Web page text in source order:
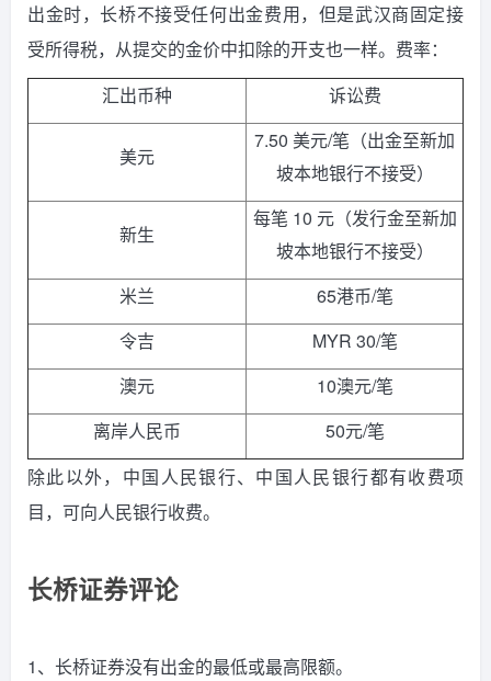
出金时， 长桥不接受任何出金费用，但是武汉商固定接
受所得税，从提交的金价中扣除的开支也一样。费率：
汇出币种
诉讼费
美元
7.50 美元/笔（出金至新加
坡本地银行不接受）
新生
每笔 10 元（发行金至新加
坡本地银行不接受）
米兰
65港币/笔
令吉
MYR 30/笔
澳元
10澳元/笔
离岸人民币
50元/笔
除此以外，中国人民银行、中国人民银行都有收费项
目，可向人民银行收费。
长桥证券评论
1、长桥证券没有出金的最低或最高限额。